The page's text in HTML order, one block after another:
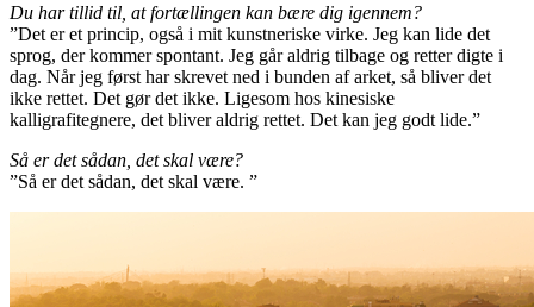
Du har tillid til, at fortællingen kan bære dig igennem?
”Det er et princip, også i mit kunstneriske virke. Jeg kan lide det
sprog, der kommer spontant. Jeg går aldrig tilbage og retter digte i
dag. Når jeg først har skrevet ned i bunden af arket, så bliver det
ikke rettet. Det gør det ikke. Ligesom hos kinesiske
kalligrafitegnere, det bliver aldrig rettet. Det kan jeg godt lide.”
Så er det sådan, det skal være?
”Så er det sådan, det skal være. ”